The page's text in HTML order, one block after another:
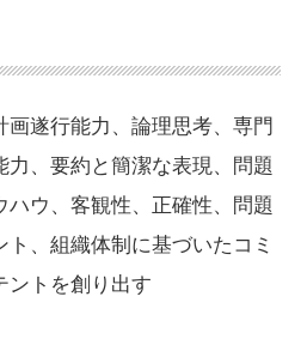
画遂行能力、論理思考、専門
、要約と簡潔な表現、問題
ハウ、客観性、正確性、問題
、組織体制に基づいたコミ
ントを創り出す